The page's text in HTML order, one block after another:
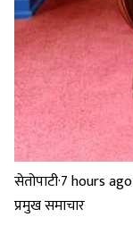
सेतोपाटी·7 hours ago
प्रमुख समाचार